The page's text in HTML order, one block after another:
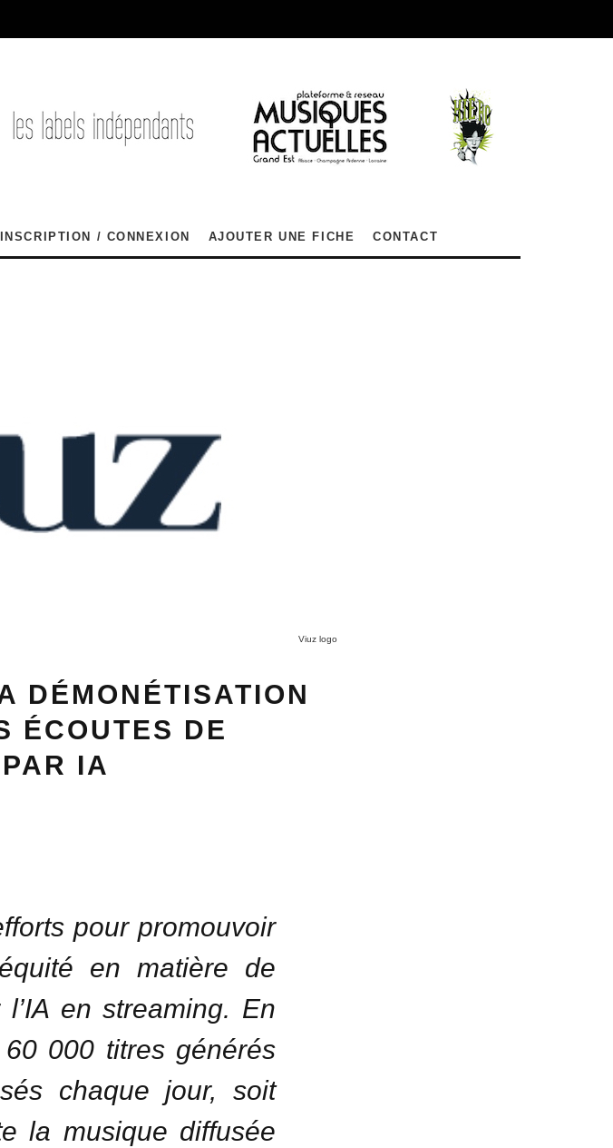
INSCRIPTION / CONNEXION AJOUTER UNE FICHE CONTACT
Viuz logo
DÉMONÉTISATION
ÉCOUTES DE
IA
pour promouvoir
en matière de
en streaming. En
000 titres générés
chaque jour, soit
la musique diffusée